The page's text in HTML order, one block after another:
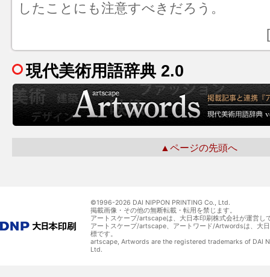
したことにも注意すべきだろう。
現代美術用語辞典 2.0
▲ページの先頭へ
©1996-2026 DAI NIPPON PRINTING Co., Ltd.
掲載画像・その他の無断転載・転用を禁じます。
アートスケープ/artscapeは、大日本印刷株式会社が運営し
アートスケープ/artscape、アートワード/Artwordsは、大
標です。
artscape, Artwords are the registered trademarks of DAI
Ltd.